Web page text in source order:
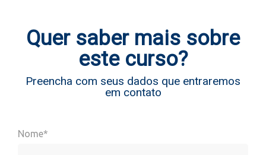
Quer saber mais sobre
este curso?
Preencha com seus dados que entraremos
em contato
Nome*